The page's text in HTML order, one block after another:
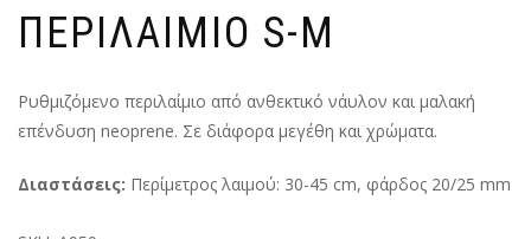
ΠΕΡΙΛΑΙΜΙΟ S-M
Ρυθμιζόμενο περιλαίμιο από ανθεκτικό νάυλον και μαλακή
επένδυση neoprene. Σε διάφορα μεγέθη και χρώματα.
Διαστάσεις: Περίμετρος λαιμού: 30-45 cm, φάρδος 20/25 mm